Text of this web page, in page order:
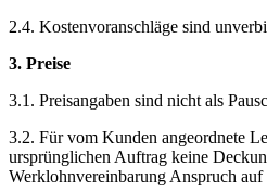
2.4. Kostenvoranschläge sind
3. Preise
3.1. Preisangaben sind nicht als
3.2. Für vom Kunden angeordnete
ursprünglichen Auftrag keine
Werklohnvereinbarung Anspruch auf